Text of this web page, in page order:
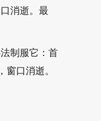
消逝。最
制服它：首
口消逝。